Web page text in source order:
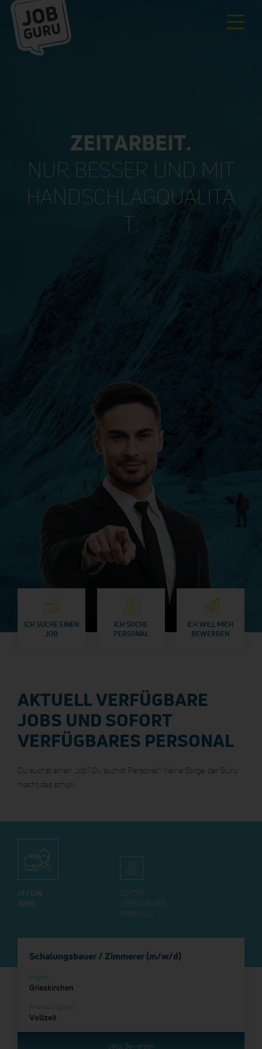
ZEITARBEIT.
NUR BESSER UND MIT
HANDSCHLAGQUALITÄ
T.
ICH SUCHE EINEN
JOB
ICH SUCHE
PERSONAL
ICH WILL MICH
BEWERBEN
AKTUELL VERFÜGBARE
JOBS UND SOFORT
VERFÜGBARES PERSONAL
Du suchst einen Job? Du suchst Personal? Keine Sorge, der Guru
macht das schon.
OFFENE
JOBS
SOFORT
VERFÜGBARES
PERSONAL
Schalungsbauer / Zimmerer (m/w/d)
Region
Grieskirchen
Anstellungsart
Vollzeit
Jetzt Bewerben